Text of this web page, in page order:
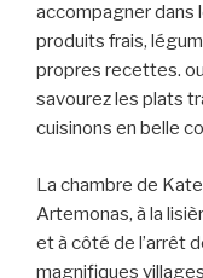
accompagner dans
produits frais,
propres recettes.
savourez les plats
cuisinons en belle
La chambre de
Artemonas, à la
et à côté de l’arrêt
magnifiques